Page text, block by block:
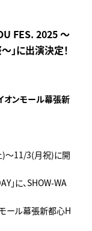
FES. 2025 ～
」に出演決定！
オンモール幕張新
)～11/3(月祝)に開
」に、SHOW-WA
モール幕張新都心H